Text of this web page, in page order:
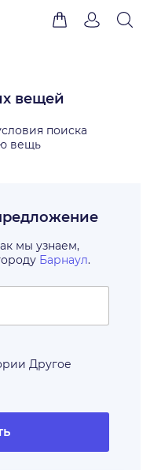
вещей
поиска
вещь
мы узнаем,
Барнаул.
Другое